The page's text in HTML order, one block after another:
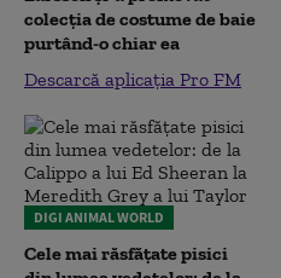
colecția de costume de baie
purtând-o chiar ea
Descarcă aplicația Pro FM
DIGI ANIMAL WORLD
Cele mai răsfățate pisici